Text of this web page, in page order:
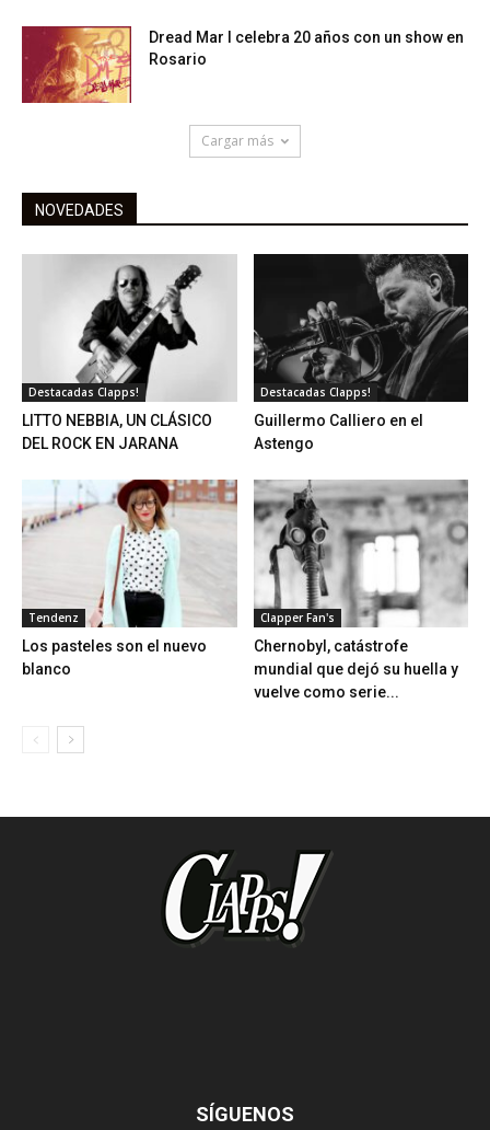
Dread Mar I celebra 20 años con un show en
Rosario
Cargar más
NOVEDADES
Destacadas Clapps!
LITTO NEBBIA, UN CLÁSICO
DEL ROCK EN JARANA
Destacadas Clapps!
Guillermo Calliero en el
Astengo
Tendenz
Los pasteles son el nuevo
blanco
Clapper Fan's
Chernobyl, catástrofe
mundial que dejó su huella y
vuelve como serie...
SÍGUENOS